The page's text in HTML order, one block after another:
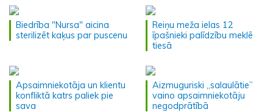
Biedrība "Nursa" aicina
sterilizēt kaķus par puscenu
Reiņu meža ielas 12
īpašnieki palīdzību meklē
tiesā
Apsaimniekotāja un klientu
konfliktā katrs paliek pie
sava
Aizmuguriski „salaulātie”
vaino apsaimniekotāju
negodprātībā